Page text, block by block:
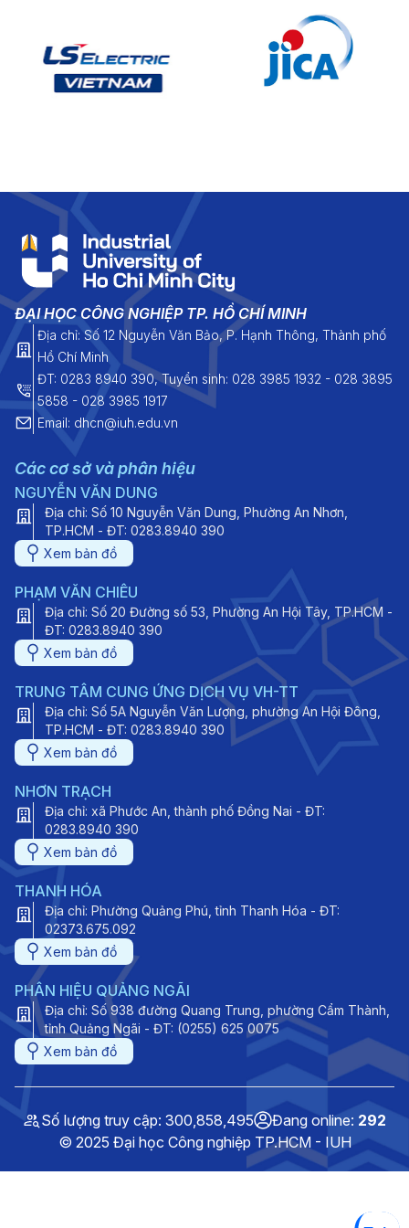
ĐẠI HỌC CÔNG NGHIỆP TP. HỒ CHÍ MINH
Địa chỉ: Số 12 Nguyễn Văn Bảo, P. Hạnh Thông, Thành phố
Hồ Chí Minh
ĐT: 0283 8940 390, Tuyển sinh: 028 3985 1932 - 028 3895
5858 - 028 3985 1917
Email: dhcn@iuh.edu.vn
Các cơ sở và phân hiệu
NGUYỄN VĂN DUNG
Địa chỉ: Số 10 Nguyễn Văn Dung, Phường An Nhơn,
TP.HCM - ĐT: 0283.8940 390
Xem bản đồ
PHẠM VĂN CHIÊU
Địa chỉ: Số 20 Đường số 53, Phường An Hội Tây, TP.HCM -
ĐT: 0283.8940 390
Xem bản đồ
TRUNG TÂM CUNG ỨNG DỊCH VỤ VH-TT
Địa chỉ: Số 5A Nguyễn Văn Lượng, phường An Hội Đông,
TP.HCM - ĐT: 0283.8940 390
Xem bản đồ
NHƠN TRẠCH
Địa chỉ: xã Phước An, thành phố Đồng Nai - ĐT:
0283.8940 390
Xem bản đồ
THANH HÓA
Địa chỉ: Phường Quảng Phú, tỉnh Thanh Hóa - ĐT:
02373.675.092
Xem bản đồ
PHÂN HIỆU QUẢNG NGÃI
Địa chỉ: Số 938 đường Quang Trung, phường Cẩm Thành,
tỉnh Quảng Ngãi - ĐT: (0255) 625 0075
Xem bản đồ
Số lượng truy cập: 300,858,495 Đang online: 292
© 2025 Đại học Công nghiệp TP.HCM - IUH